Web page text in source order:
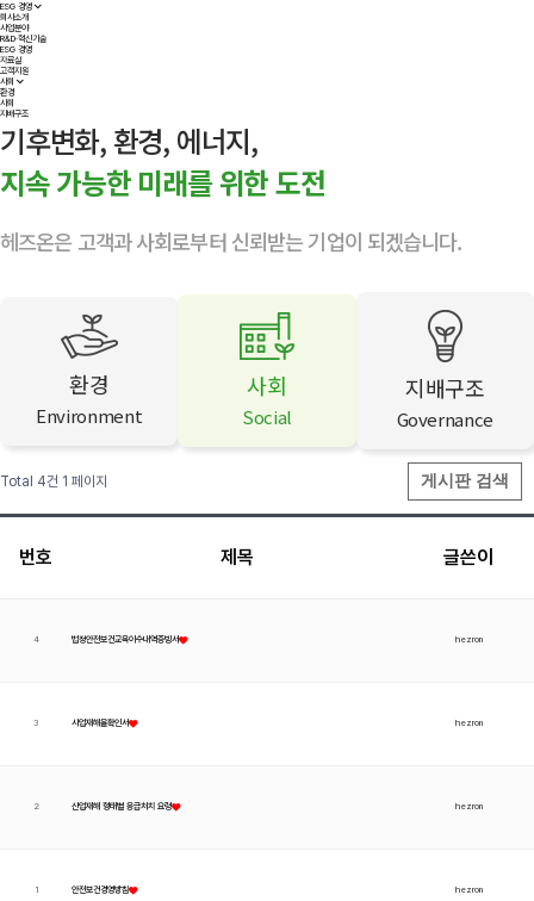
ESG 경영
회사소개
사업분야
R&D·혁신기술
ESG 경영
자료실
고객지원
사회
환경
사회
지배구조
기후변화, 환경, 에너지,
지속 가능한 미래를 위한 도전
헤즈온은 고객과 사회로부터 신뢰받는 기업이 되겠습니다.
환경
Environment
사회
Social
지배구조
Governance
Total 4건 1 페이지 게시판 검색
번호 제목 글쓴이
4 법정안전보건교육이수내역증빙서 hezron
3 사업재해율확인서 hezron
2 산업재해 형태별 응급처치 요령 hezron
1 안전보건경영방침 hezron